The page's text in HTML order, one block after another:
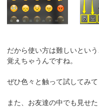
だから使い方は難しいとい
覚えちゃうんですね。
ぜひ色々と触って試してみて
また、お友達の中でも見せ